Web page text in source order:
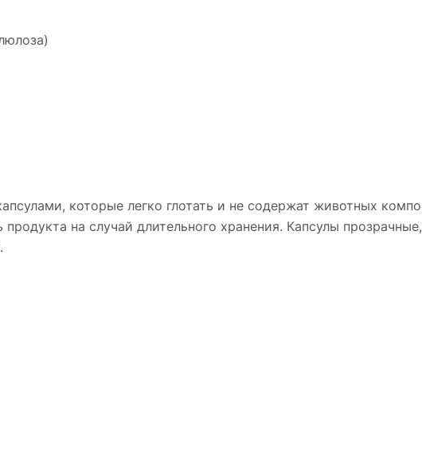
которые легко глотать и не содержат животных
на случай длительного хранения. Капсулы